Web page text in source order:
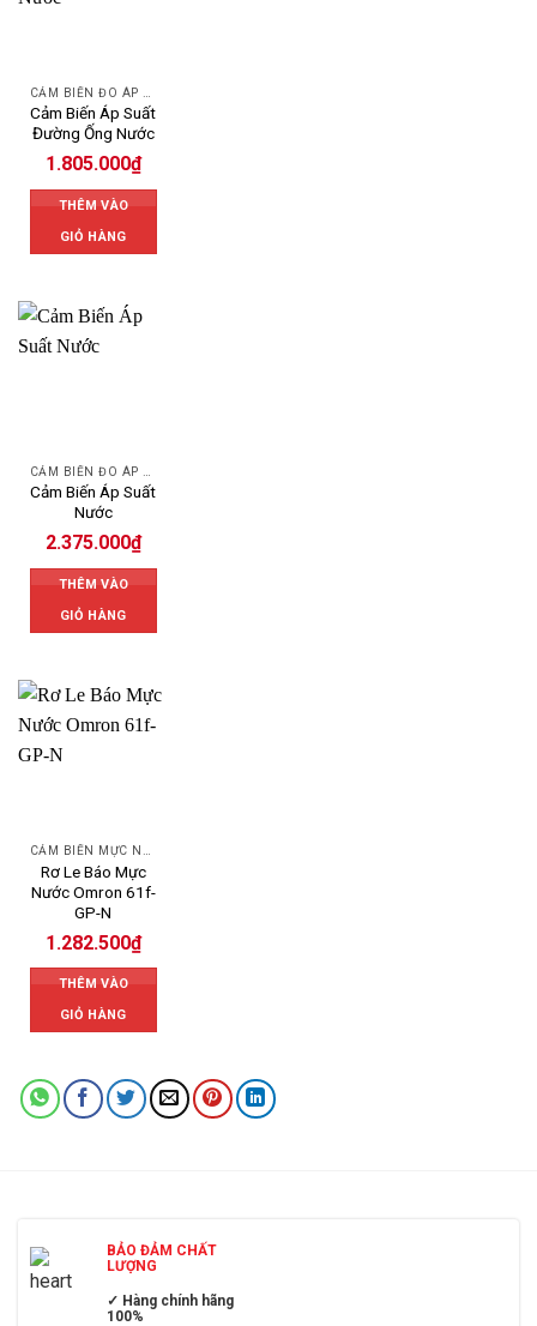
Cảm Biến Áp Suất
Đường Ống Nước
1.805.000₫
THÊM VÀO
GIỎ HÀNG
Cảm Biến Áp Suất
Nước
2.375.000₫
THÊM VÀO
GIỎ HÀNG
Rơ Le Báo Mực
Nước Omron 61f-
GP-N
1.282.500₫
THÊM VÀO
GIỎ HÀNG
BẢO ĐẢM CHẤT
LƯỢNG
✓ Hàng chính hãng
100%